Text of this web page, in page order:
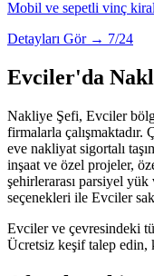
Mobil ve sepetli vinç
Detayları Gör → 7/24
Evciler'da
Nakliye Şefi, Evciler
firmalarla
eve nakliyat sigortalı
inşaat ve özel projeler,
şehirlerarası parsiyel yük
seçenekleri ile Evciler
Evcilerve çevresindeki
Ücretsiz keşif talep edin,